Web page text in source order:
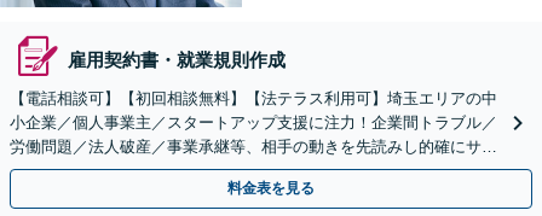
雇用契約書・就業規則作成
【電話相談可】【初回相談無料】【法テラス利用可】埼玉エリアの中
小企業／個人事業主／スタートアップ支援に注力！企業間トラブル／
労働問題／法人破産／事業承継等、相手の動きを先読みし的確にサポ
ート。顧問契約料は柔軟に調整【完全個室】【大宮駅3分】
料金表を見る